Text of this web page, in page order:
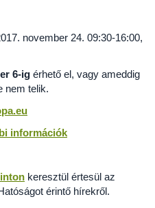
november 24. 09:30-16:00,
6-ig érhető el, vagy ameddig
nem telik.
információk
keresztül értesül az
érintő hírekről.